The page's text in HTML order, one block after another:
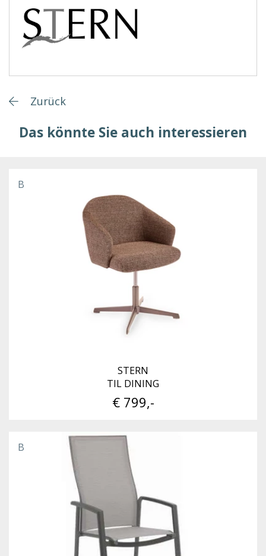
Zurück
Das könnte Sie auch interessieren
B
STERN
TIL DINING
€ 799,-
B